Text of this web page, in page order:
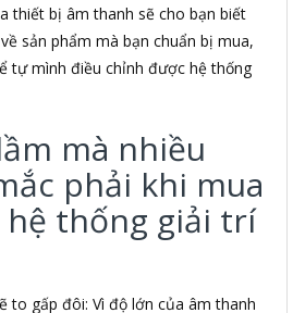
thiết bị âm thanh sẽ cho bạn biết
sản phẩm mà bạn chuẩn bị mua,
tự mình điều chỉnh được hệ thống
mà nhiều
phải khi mua
thống giải trí
to gấp đôi: Vì độ lớn của âm thanh